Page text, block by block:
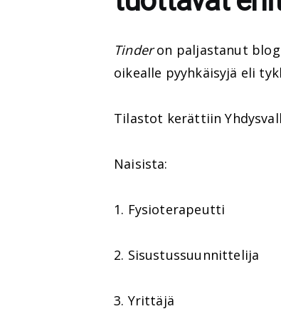
Tinderon paljastanut
oikealle pyyhkäisyjä eli
Tilastot kerättiin
Naisista:
1. Fysioterapeutti
2. Sisustussuunnittelija
3. Yrittäjä